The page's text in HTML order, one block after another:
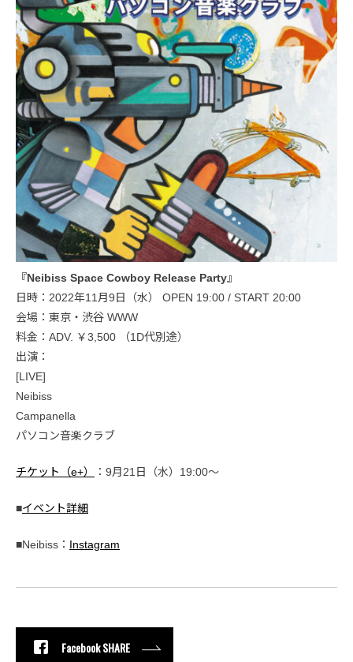
『Neibiss Space Cowboy Release Party』
日時：2022年11月9日（水） OPEN 19:00 / START 20:00
会場：東京・渋谷 WWW
料金：ADV. ￥3,500 （1D代別途）
出演：
[LIVE]
Neibiss
Campanella
パソコン音楽クラブ
チケット（e+） ：9月21日（水）19:00〜
■イベント詳細
■Neibiss： Instagram
Facebook SHARE